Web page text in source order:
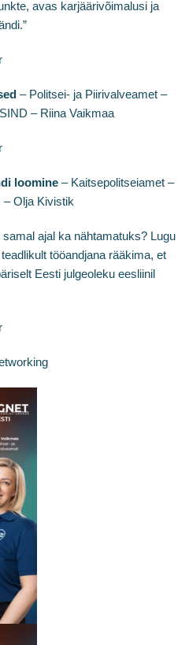
avas karjäärivõimalusi ja
– Politsei- ja Piirivalveamet –
– Riina Vaikmaa
loomine – Kaitsepolitseiamet –
– Olja Kivistik
ajal ka nähtamatuks? Lugu
tööandjana rääkima, et
Eesti julgeoleku eesliinil